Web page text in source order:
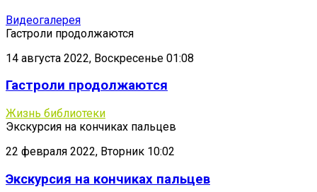
Видеогалерея
Гастроли продолжаются
14 августа 2022, Воскресенье 01:08
Гастроли продолжаются
Жизнь библиотеки
Экскурсия на кончиках пальцев
22 февраля 2022, Вторник 10:02
Экскурсия на кончиках пальцев